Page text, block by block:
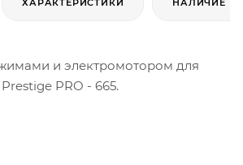
ХАРАКТЕРИСТИКИ НАЛИЧИЕ
и электромотором для
PRO - 665.